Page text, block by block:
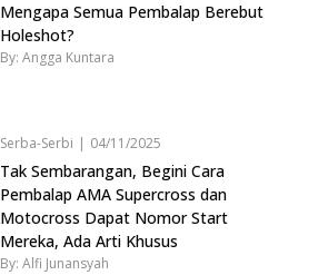
Mengapa Semua Pembalap Berebut
Holeshot?
By: Angga Kuntara
Serba-Serbi | 04/11/2025
Tak Sembarangan, Begini Cara
Pembalap AMA Supercross dan
Motocross Dapat Nomor Start
Mereka, Ada Arti Khusus
By: Alfi Junansyah